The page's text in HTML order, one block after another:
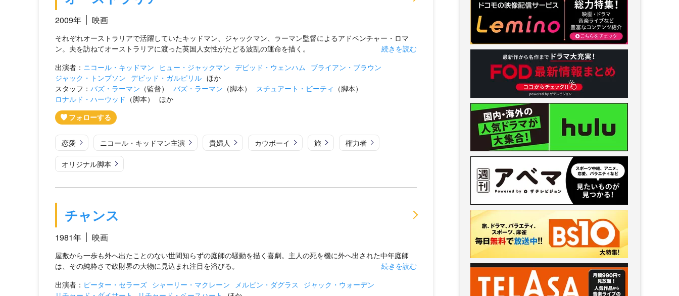
2009年 映画
それぞれオーストラリアで活躍していたキッドマン、ジャックマン、ラーマン監督によるアドベンチャー・ロマ
ン。夫を訪ねてオーストラリアに渡った英国人女性がたどる波乱の運命を描く。
続きを読む
出演者： ニコール・キッドマン ヒュー・ジャックマン デビッド・ウェンハム
ブライアン・ブラウン
ジャック・トンプソン デビッド・ガルピリル ほか
スタッフ： バズ・ラーマン （監督） バズ・ラーマン （脚本） スチュアート・ビーティ （脚本）
ロナルド・ハーウッド （脚本） ほか
恋愛 ニコール・キッドマン主演 貴婦人 カウボーイ 旅 権力者
オリジナル脚本
チャンス
1981年 映画
屋敷から一歩も外へ出たことのない世間知らずの庭師の騒動を描く喜劇。主人の死を機に外へ出された中年庭師
は、その純粋さで政財界の大物に見込まれ注目を浴びる。
続きを読む
出演者： ピーター・セラーズ シャーリー・マクレーン メルビン・ダグラス
ジャック・ウォーデン